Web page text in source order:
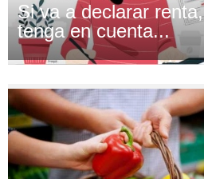
Si va a declarar renta,
tenga en cuenta...